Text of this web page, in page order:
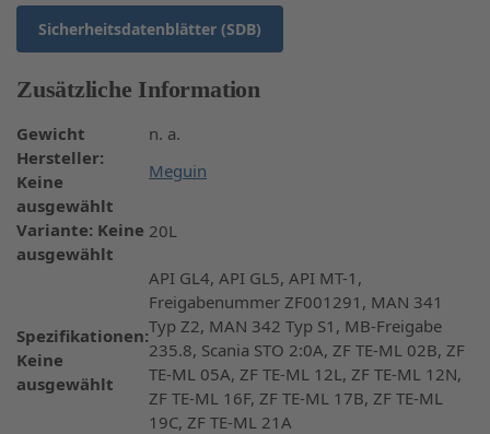
Sicherheitsdatenblätter (SDB)
Zusätzliche Information
Gewicht
n. a.
Hersteller:
Keine
ausgewählt
Meguin
Variante: Keine
ausgewählt
20L
Spezifikationen:
Keine
ausgewählt
API GL4, API GL5, API MT-1,
Freigabenummer ZF001291, MAN 341
Typ Z2, MAN 342 Typ S1, MB-Freigabe
235.8, Scania STO 2:0A, ZF TE-ML 02B, ZF
TE-ML 05A, ZF TE-ML 12L, ZF TE-ML 12N,
ZF TE-ML 16F, ZF TE-ML 17B, ZF TE-ML
19C, ZF TE-ML 21A